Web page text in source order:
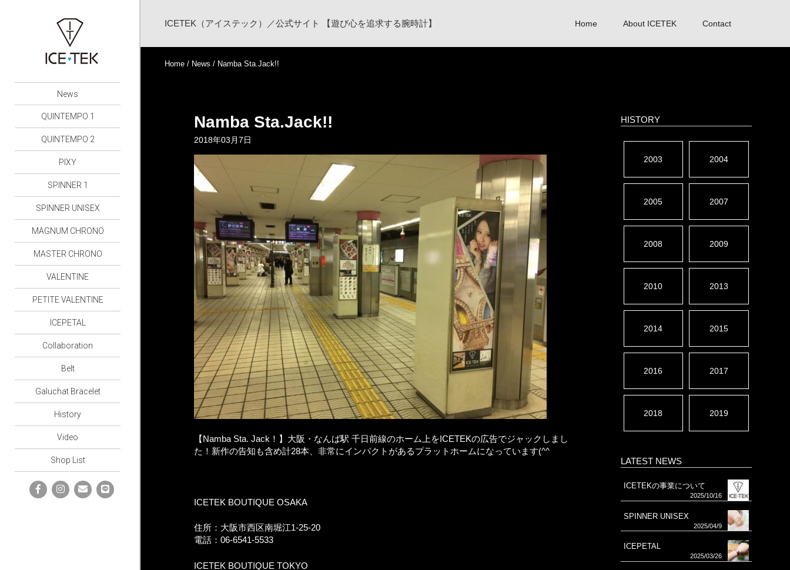
ICETEK（アイステック）／公式サイト 【遊び心を追求する腕時計】 Home About ICETEK Contact
News
QUINTEMPO 1
QUINTEMPO 2
PIXY
SPINNER 1
SPINNER UNISEX
MAGNUM CHRONO
MASTER CHRONO
VALENTINE
PETITE VALENTINE
ICEPETAL
Collaboration
Belt
Galuchat Bracelet
History
Video
Shop List
Home / News / Namba Sta.Jack!!
Namba Sta.Jack!!
2018年03月7日
【Namba Sta. Jack！】大阪・なんば駅 千日前線のホーム上をICETEKの広告でジャックしまし
た！新作の告知も含め計28本、非常にインパクトがあるプラットホームになっています(^^
ICETEK BOUTIQUE OSAKA
住所：大阪市西区南堀江1-25-20
電話：06-6541-5533
ICETEK BOUTIQUE TOKYO
HISTORY
2003 2004
2005 2007
2008 2009
2010 2013
2014 2015
2016 2017
2018 2019
LATEST NEWS
ICETEKの事業について
2025/10/16
SPINNER UNISEX
2025/04/9
ICEPETAL
2025/03/26